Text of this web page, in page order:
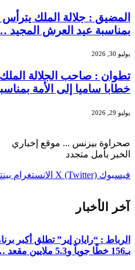
المضيق : جلالة الملك
بمناسبة عيد العرش المجيد
يوليو 30, 2026
تطوان : صاحب الجلالة
خطابا ساميا إلى الأمة
يوليو 29, 2026
صحراوة بيزنس ... موقع إخباري
الخبر بأمل متجدد
فيسبوك X (Twitter) الانستغرام
آخر الأخبار
الرباط : “رايان إير” تطلق أكبر
بـ156 خطًا جوياً و5.3 ملايين مقعد …